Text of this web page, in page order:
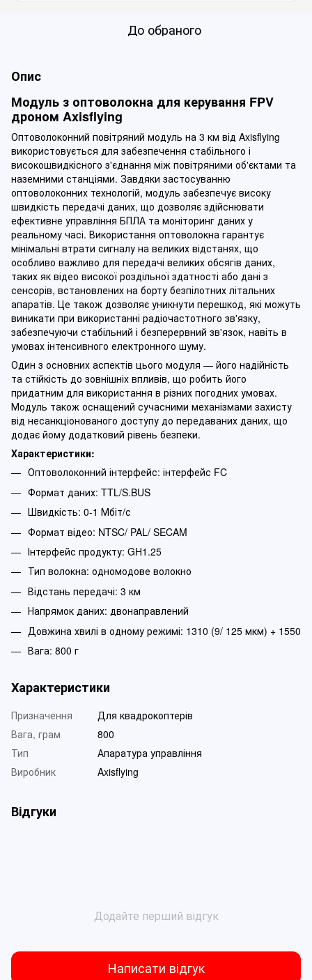
До обраного
Опис
Модуль з оптоволокна для керування FPV
дроном Axisflying
Оптоволоконний повітряний модуль на 3 км від Axisflying
використовується для забезпечення стабільного і
високошвидкісного з'єднання між повітряними об'єктами та
наземними станціями. Завдяки застосуванню
оптоволоконних технологій, модуль забезпечує високу
швидкість передачі даних, що дозволяє здійснювати
ефективне управління БПЛА та моніторинг даних у
реальному часі. Використання оптоволокна гарантує
мінімальні втрати сигналу на великих відстанях, що
особливо важливо для передачі великих обсягів даних,
таких як відео високої роздільної здатності або дані з
сенсорів, встановлених на борту безпілотних літальних
апаратів. Це також дозволяє уникнути перешкод, які можуть
виникати при використанні радіочастотного зв'язку,
забезпечуючи стабільний і безперервний зв'язок, навіть в
умовах інтенсивного електронного шуму.
Один з основних аспектів цього модуля — його надійність
та стійкість до зовнішніх впливів, що робить його
придатним для використання в різних погодних умовах.
Модуль також оснащений сучасними механізмами захисту
від несанкціонованого доступу до передаваних даних, що
додає йому додатковий рівень безпеки.
Характеристики:
Оптоволоконний інтерфейс: інтерфейс FC
Формат даних: TTL/S.BUS
Швидкість: 0-1 Мбіт/с
Формат відео: NTSC/ PAL/ SECAM
Інтерфейс продукту: GH1.25
Тип волокна: одномодове волокно
Відстань передачі: 3 км
Напрямок даних: двонаправлений
Довжина хвилі в одному режимі: 1310 (9/ 125 мкм) + 1550
Вага: 800 г
Характеристики
Призначення
Для квадрокоптерів
Вага, грам
800
Тип
Апаратура управління
Виробник
Axisflying
Відгуки
Додайте перший відгук
Написати відгук